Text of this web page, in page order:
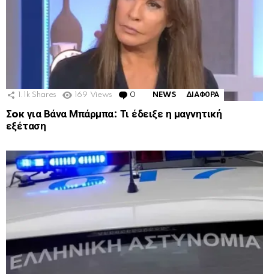
1.1k Shares 169 Views 0 Comments
NEWS ΔΙΑΦΟΡΑ
Σoκ για Βάνα Μπάρμπα: Τι έδειξε η μαγνητική
εξέταση